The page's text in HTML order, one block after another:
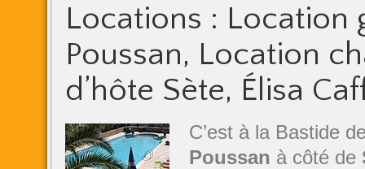
Locations : Location
Poussan, Location
d’hôte Sète, Élisa
C’est à la Bastide
Poussan à côté de